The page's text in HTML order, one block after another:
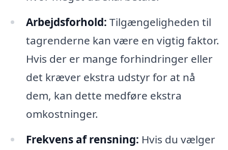
Arbejdsforhold: Tilgængeligheden til
tagrenderne kan være en vigtig faktor.
Hvis der er mange forhindringer eller
det kræver ekstra udstyr for at nå
dem, kan dette medføre ekstra
omkostninger.
Frekvens af rensning: Hvis du vælger